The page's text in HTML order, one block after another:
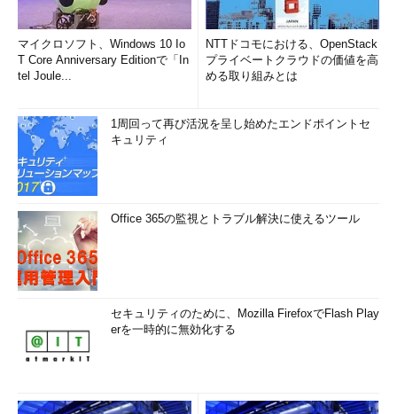
マイクロソフト、Windows 10 Io
T Core Anniversary Editionで「In
tel Joule...
NTTドコモにおける、OpenStack
プライベートクラウドの価値を高
める取り組みとは
1周回って再び活況を呈し始めたエンドポイントセ
キュリティ
Office 365の監視とトラブル解決に使えるツール
セキュリティのために、Mozilla FirefoxでFlash Play
erを一時的に無効化する